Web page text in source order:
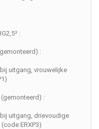
:
:
uitgang, vrouwelijke
:
uitgang, drievoudige
ERXP3)